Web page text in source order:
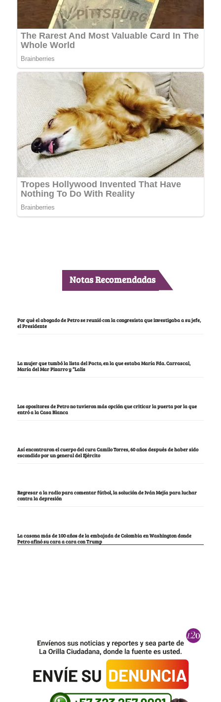
Notas Recomendadas
Por qué el abogado de Petro se reunió con la congresista que investigaba a su jefe,
el Presidente
La mujer que tumbó la lista del Pacto, en la que estaba María Fda. Carrascal,
María del Mar Pizarro y “Lalis
Los opositores de Petro no tuvieron más opción que criticar la puerta por la que
entró a la Casa Blanca
Así encontraron el cuerpo del cura Camilo Torres, 60 años después de haber sido
escondido por un general del Ejército
Regresar a la radio para comentar fútbol, la solución de Iván Mejía para luchar
contra la depresión
La casona más de 100 años de la embajada de Colombia en Washington donde
Petro afinó su cara a cara con Trump